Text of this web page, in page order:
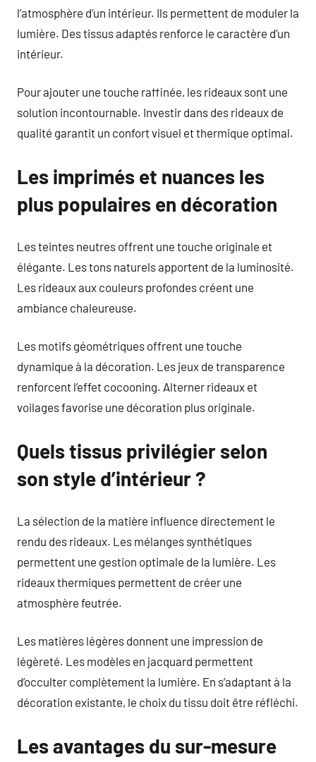
l’atmosphère d’un intérieur. Ils permettent de moduler la
lumière. Des tissus adaptés renforce le caractère d’un
intérieur.
Pour ajouter une touche raffinée, les rideaux sont une
solution incontournable. Investir dans des rideaux de
qualité garantit un confort visuel et thermique optimal.
Les imprimés et nuances les
plus populaires en décoration
Les teintes neutres offrent une touche originale et
élégante. Les tons naturels apportent de la luminosité.
Les rideaux aux couleurs profondes créent une
ambiance chaleureuse.
Les motifs géométriques offrent une touche
dynamique à la décoration. Les jeux de transparence
renforcent l’effet cocooning. Alterner rideaux et
voilages favorise une décoration plus originale.
Quels tissus privilégier selon
son style d’intérieur ?
La sélection de la matière influence directement le
rendu des rideaux. Les mélanges synthétiques
permettent une gestion optimale de la lumière. Les
rideaux thermiques permettent de créer une
atmosphère feutrée.
Les matières légères donnent une impression de
légèreté. Les modèles en jacquard permettent
d’occulter complètement la lumière. En s’adaptant à la
décoration existante, le choix du tissu doit être réfléchi.
Les avantages du sur-mesure